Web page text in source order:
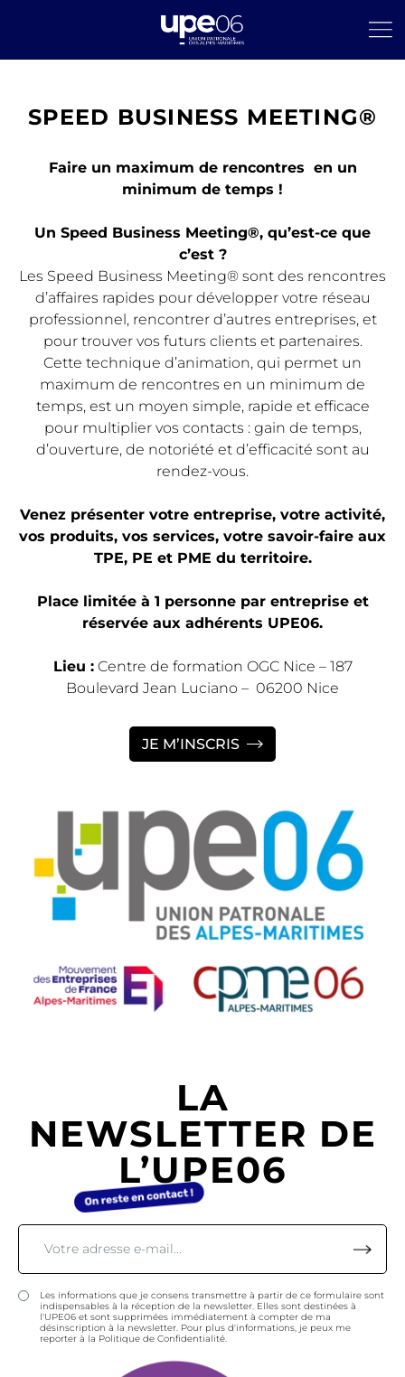
SPEED BUSINESS MEETING®
Faire un maximum de rencontres en un
minimum de temps !
Un Speed Business Meeting®, qu’est-ce que
c’est ?
Les Speed Business Meeting® sont des rencontres
d’affaires rapides pour développer votre réseau
professionnel, rencontrer d’autres entreprises, et
pour trouver vos futurs clients et partenaires.
Cette technique d’animation, qui permet un
maximum de rencontres en un minimum de
temps, est un moyen simple, rapide et efficace
pour multiplier vos contacts : gain de temps,
d’ouverture, de notoriété et d’efficacité sont au
rendez-vous.
Venez présenter votre entreprise, votre activité,
vos produits, vos services, votre savoir-faire aux
TPE, PE et PME du territoire.
Place limitée à 1 personne par entreprise et
réservée aux adhérents UPE06.
Lieu :Centre de formation OGC Nice – 187
Boulevard Jean Luciano – 06200 Nice
JE M’INSCRIS
LA
NEWSLETTER DE
L’UPE06
Les informations que je consens transmettre à partir de ce formulaire sont
indispensables à la réception de la newsletter. Elles sont destinées à
l'UPE06 et sont supprimées immédiatement à compter de ma
désinscription à la newsletter. Pour plus d'informations, je peux me
reporter à la Politique de Confidentialité.